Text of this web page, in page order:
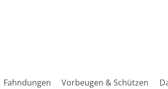
Fahndungen Vorbeugen & Schützen